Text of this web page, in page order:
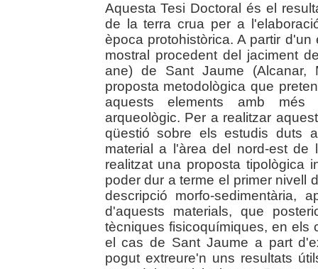
Aquesta Tesi Doctoral és el
de la terra crua per a
època protohistòrica. A partir
mostral procedent del jaciment
ane) de Sant Jaume (Alcanar,
proposta metodològica que
aquests elements amb més
arqueològic. Per a realitzar
qüestió sobre els estudis duts
material a l'àrea del nord-est de
realitzat una proposta tipològica
poder dur a terme el primer nivell
descripció morfo-sedimentària,
d'aquests materials, que
tècniques fisicoquímiques, en els
el cas de Sant Jaume a part
pogut extreure'n uns resultats